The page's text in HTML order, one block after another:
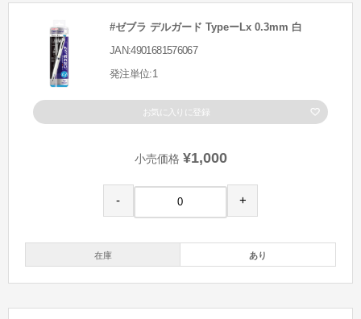
#ゼブラ デルガード TypeーLx 0.3mm 白
JAN:4901681576067
発注単位:1
お気に入りに登録
小売価格 ¥1,000
- +
在庫 あり